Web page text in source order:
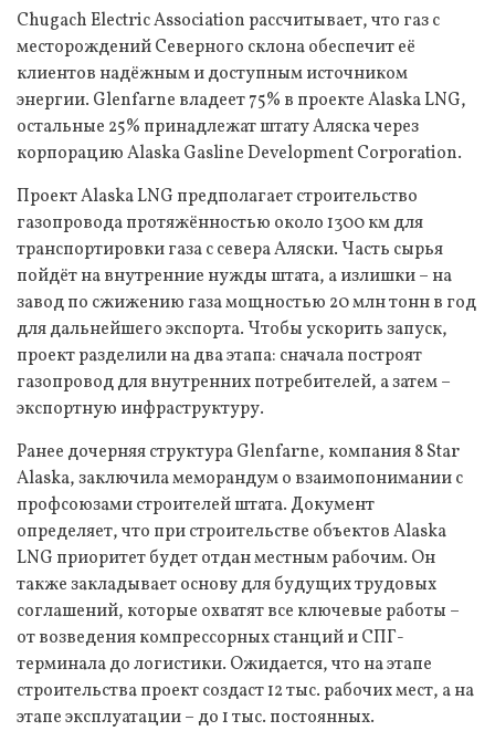
Chugach Electric Association рассчитывает, что газ с
месторождений Северного склона обеспечит её
клиентов надёжным и доступным источником
энергии. Glenfarne владеет 75% в проекте Alaska LNG,
остальные 25% принадлежат штату Аляска через
корпорацию Alaska Gasline Development Corporation.
Проект Alaska LNG предполагает строительство
газопровода протяжённостью около 1300 км для
транспортировки газа с севера Аляски. Часть сырья
пойдёт на внутренние нужды штата, а излишки – на
завод по сжижению газа мощностью 20 млн тонн в год
для дальнейшего экспорта. Чтобы ускорить запуск,
проект разделили на два этапа: сначала построят
газопровод для внутренних потребителей, а затем –
экспортную инфраструктуру.
Ранее дочерняя структура Glenfarne, компания 8 Star
Alaska, заключила меморандум о взаимопонимании с
профсоюзами строителей штата. Документ
определяет, что при строительстве объектов Alaska
LNG приоритет будет отдан местным рабочим. Он
также закладывает основу для будущих трудовых
соглашений, которые охватят все ключевые работы –
от возведения компрессорных станций и СПГ-
терминала до логистики. Ожидается, что на этапе
строительства проект создаст 12 тыс. рабочих мест, а на
этапе эксплуатации – до 1 тыс. постоянных.